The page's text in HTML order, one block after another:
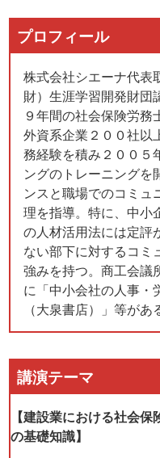
プロフィール
株式会社シエーナ代
財）生涯学習開発財団
９年間の社会保険労務
外資系企業２００社以
務経験を積み２００５
ングのトレーニングを
ンスと職場でのコミュ
理を指導。特に、中小
の人材活用法には定評
ない部下に対するコミ
強みを持つ。商工会議
に「中小会社の人事・
（大泉書店）」等があ
講演テーマ
【建設業における社会
の基礎知識】